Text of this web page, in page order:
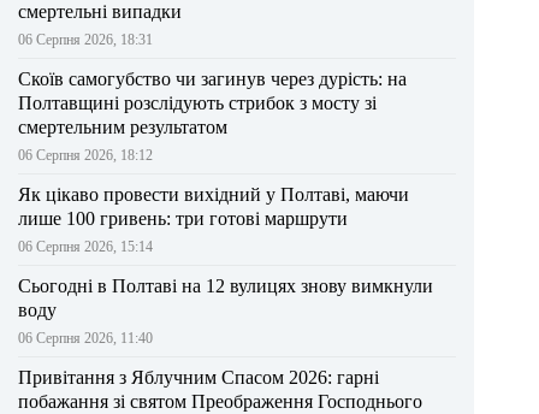
смертельні випадки
06 Серпня 2026, 18:31
Скоїв самогубство чи загинув через дурість: на
Полтавщині розслідують стрибок з мосту зі
смертельним результатом
06 Серпня 2026, 18:12
Як цікаво провести вихідний у Полтаві, маючи
лише 100 гривень: три готові маршрути
06 Серпня 2026, 15:14
Сьогодні в Полтаві на 12 вулицях знову вимкнули
воду
06 Серпня 2026, 11:40
Привітання з Яблучним Спасом 2026: гарні
побажання зі святом Преображення Господнього